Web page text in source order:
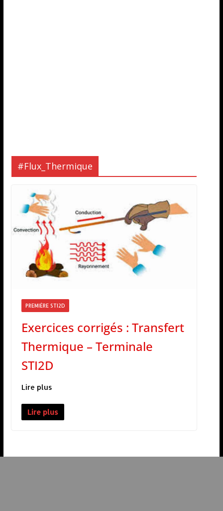
#Flux_Thermique
PREMIÈRE STI2D
Exercices corrigés : Transfert
Thermique – Terminale
STI2D
Lire plus
Lire plus